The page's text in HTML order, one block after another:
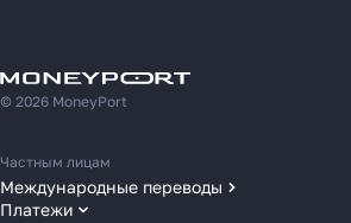
© 2026 MoneyPort
Частным лицам
Международные переводы
Переводы в США
Платежи